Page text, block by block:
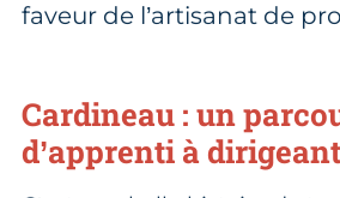
faveur de l’artisanat de
Cardineau : un
d’apprenti à dirigeant